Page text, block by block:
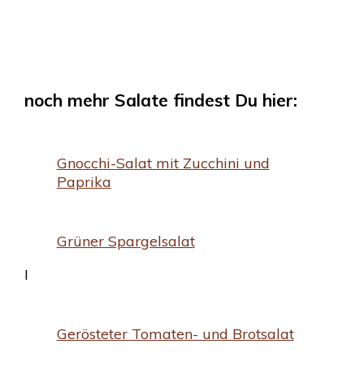
noch mehr Salate findest Du hier:
Gnocchi-Salat mit Zucchini und
Paprika
Grüner Spargelsalat
I
Gerösteter Tomaten- und Brotsalat